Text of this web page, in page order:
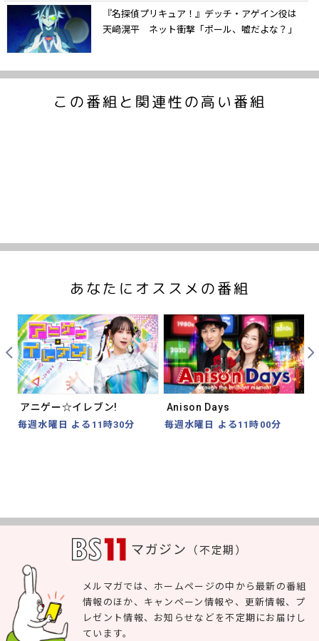
『名探偵プリキュア！』デッチ・アゲイン役は
天﨑滉平 ネット衝撃「ポール、嘘だよな？」
この番組と関連性の高い番組
あなたにオススメの番組
アニゲー☆イレブン!
毎週水曜日 よる11時30分
Anison Days
毎週水曜日 よる11時00分
Prev
マガジン （不定期）
メルマガでは、ホームページの中から最新の番組
情報のほか、キャンペーン情報や、更新情報、プ
レゼント情報、お知らせなどを不定期にお届けし
ています。